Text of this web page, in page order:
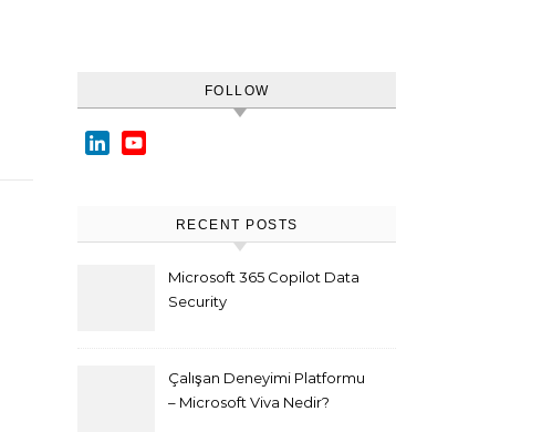
FOLLOW
LinkedIn
RECENT POSTS
Microsoft 365 Copilot Data
Security
Çalışan Deneyimi Platformu
– Microsoft Viva Nedir?